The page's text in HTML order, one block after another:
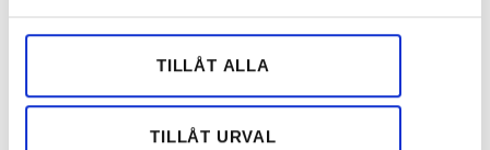
för sociala medier och analysera vår trafik. Vi
vidarebefordrar även sådana identifierare och annan
annons- och analysföretag som vi samarbetar med.
Dessa kan i sin tur kombinera informationen med annan
TILLÅT ALLA
TILLÅT URVAL
och bli kompanjon.
VAD SÄGER KUNDERNA OM ATT DU TIKTOKAR?